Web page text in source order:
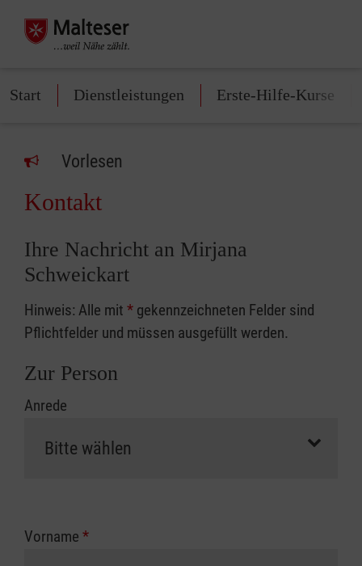
Start Dienstleistungen Erste-Hilfe-Kurse
Vorlesen
Kontakt
Ihre Nachricht an Mirjana
Schweickart
Hinweis: Alle mit * gekennzeichneten Felder sind
Pflichtfelder und müssen ausgefüllt werden.
Zur Person
Anrede
Vorname *